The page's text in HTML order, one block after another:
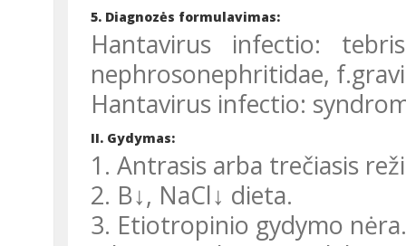
5. Diagnozės formulavimas:
Hantavirus infectio:
nephrosonephritidae,
Hantavirus infectio:
II. Gydymas:
1. Antrasis arba trečiasis
2. B↓, NaCl↓ dieta.
3. Etiotropinio gydymo nėra.